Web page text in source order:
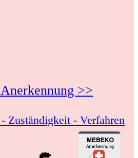
>>
Zuständigkeit - Verfahren